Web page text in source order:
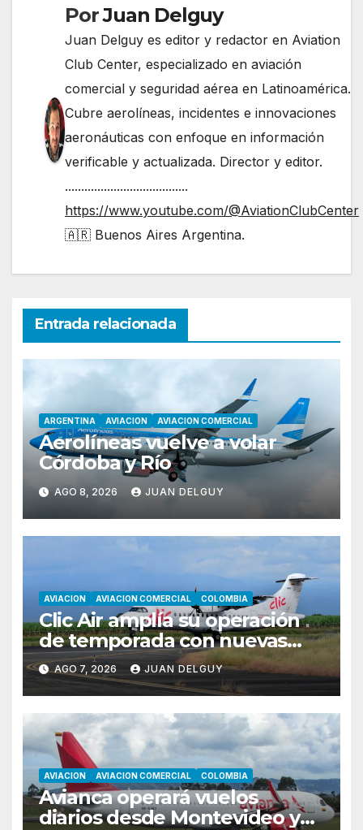
PorJuan Delguy
Juan Delguy es editor y redactor en Aviation
Club Center, especializado en aviación
comercial y seguridad aérea en Latinoamérica.
Cubre aerolíneas, incidentes e innovaciones
aeronáuticas con enfoque en información
verificable y actualizada. Director y editor.
......................................
https://www.youtube.com/@AviationClubCenter
🇦🇷 Buenos Aires Argentina.
Entrada relacionada
ARGENTINA AVIACION AVIACION COMERCIAL
Aerolíneas vuelve a volar
Córdoba y Río
AGO 8, 2026 JUAN DELGUY
AVIACION AVIACION COMERCIAL COLOMBIA
Clic Air amplía su operación
de temporada con nuevas
rutas hacia Cartagena y Tolú
AGO 7, 2026 JUAN DELGUY
AVIACION AVIACION COMERCIAL COLOMBIA
Avianca operará vuelos
diarios desde Montevideo y